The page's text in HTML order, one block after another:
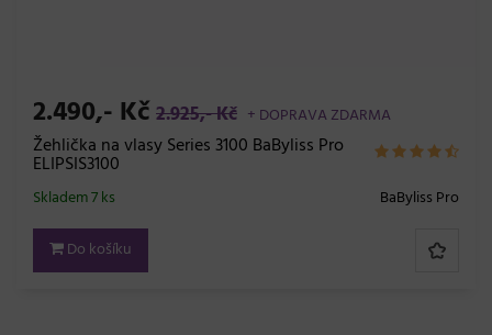
2.490,- Kč 2.925,- Kč + DOPRAVA ZDARMA
Žehlička na vlasy Series 3100 BaByliss Pro
ELIPSIS3100
BaByliss Pro
Skladem 7 ks
Do košíku